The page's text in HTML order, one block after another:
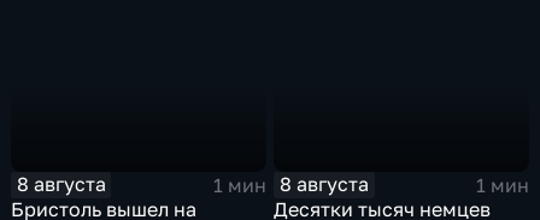
8 августа
1 мин
Бристоль вышел на
8 августа
1 мин
Десятки тысяч немцев